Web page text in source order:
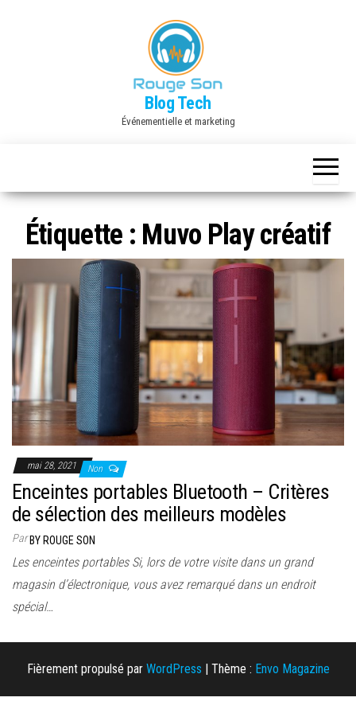
Blog Tech
Événementielle et marketing
Étiquette : Muvo Play créatif
mai 28, 2021 Non
Enceintes portables Bluetooth – Critères
de sélection des meilleurs modèles
ParBY ROUGE SON
Les enceintes portables Si, lors de votre visite dans un grand
magasin d’électronique, vous avez remarqué dans un endroit
spécial…
Fièrement propulsé par WordPress | Thème : Envo Magazine